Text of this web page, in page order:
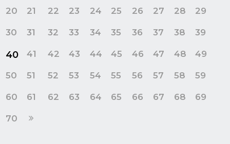
20 21 22 23 24 25 26 27 28 29
30 31 32 33 34 35 36 37 38 39
40 41 42 43 44 45 46 47 48 49
50 51 52 53 54 55 56 57 58 59
60 61 62 63 64 65 66 67 68 69
70